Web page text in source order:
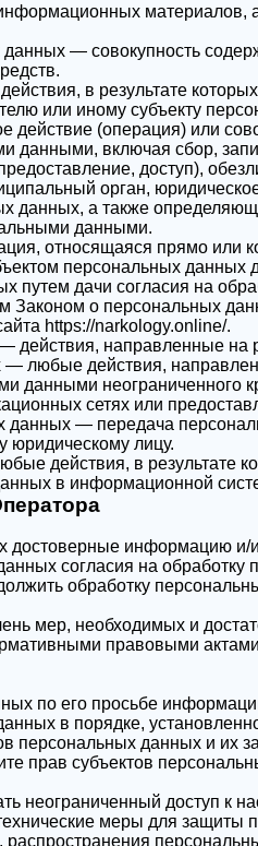
— совокупность
в результате
или иному субъекту
(операция) или
данными, включая сбор,
доступ),
орган,
данных, а также
данными.
относящаяся прямо или
персональных данных
путем дачи согласия на
Законом о персональных
https://narkology.online/.
направленные на
любые действия,
данными неограниченного
сетях или
— передача
юридическому лицу.
действия, в результате
в информационной
достоверные информацию
согласия на
обработку
мер, необходимых и
правовыми
по его просьбе
в порядке,
персональных данных и их
прав субъектов
неограниченный доступ к
меры для защиты
распространения
политикой
Нажимая кнопку
политикой